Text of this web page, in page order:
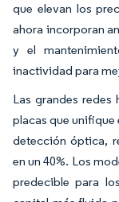
que elevan los
ahora incorporan
y el
inactividad para
Las grandes
placas que
detección óptica,
en un 40%. Los
predecible para